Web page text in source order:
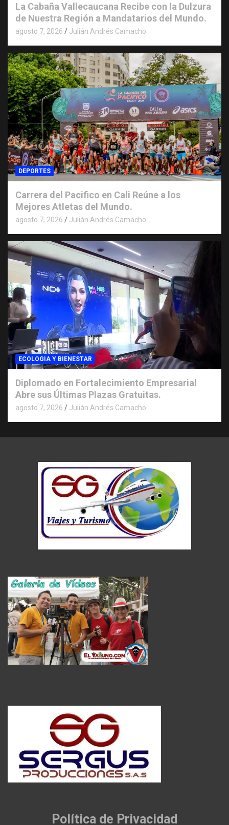
La Cabaña Vallecaucana Recibe con la Dulzura
de Nuestra Región a Mandatarios del Mundo.
agosto 7, 2026 Julián Andrés Camacho
DEPORTES
Carrera del Pacifico en Cali Reúne a los
Mejores Atletas del Mundo.
agosto 7, 2026 Julián Andrés Camacho
ECOLOGIA Y BIENESTAR
Diplomado en Fortalecimiento Empresarial
Abre sus Últimas Plazas Gratuitas.
agosto 7, 2026 Julián Andrés Camacho
Política de Privacidad